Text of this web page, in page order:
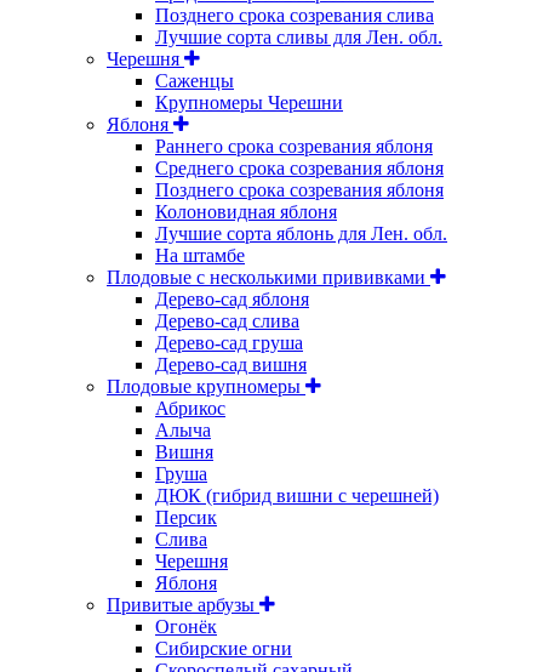
Позднего срока созревания слива
Лучшие сорта сливы для Лен. обл.
Черешня
Саженцы
Крупномеры Черешни
Яблоня
Раннего срока созревания яблоня
Среднего срока созревания яблоня
Позднего срока созревания яблоня
Колоновидная яблоня
Лучшие сорта яблонь для Лен. обл.
На штамбе
Плодовые с несколькими прививками
Дерево-сад яблоня
Дерево-сад слива
Дерево-сад груша
Дерево-сад вишня
Плодовые крупномеры
Абрикос
Алыча
Вишня
Груша
ДЮК (гибрид вишни с черешней)
Персик
Слива
Черешня
Яблоня
Привитые арбузы
Огонёк
Сибирские огни